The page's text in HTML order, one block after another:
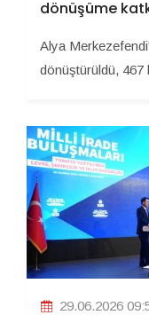
dönüşüme
Alya
dönüştürüldü, 467
29.06.2026